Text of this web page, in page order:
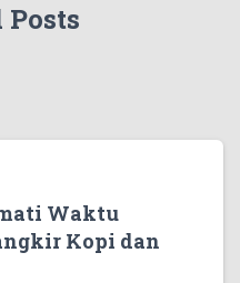
Posts
Waktu
Kopi dan